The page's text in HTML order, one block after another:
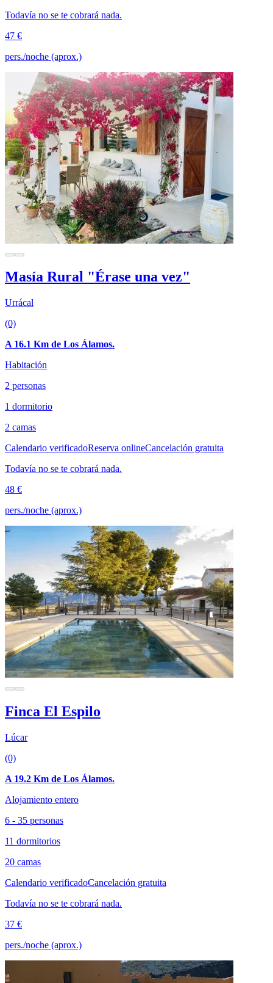
Todavía no se te cobrará nada.
47 €
pers./noche (aprox.)
Masía Rural "Érase una vez"
Urrácal
(0)
A 16.1 Km de Los Álamos.
Habitación
2 personas
1 dormitorio
2 camas
Calendario verificadoReserva onlineCancelación gratuita
Todavía no se te cobrará nada.
48 €
pers./noche (aprox.)
Finca El Espilo
Lúcar
(0)
A 19.2 Km de Los Álamos.
Alojamiento entero
6 - 35 personas
11 dormitorios
20 camas
Calendario verificadoCancelación gratuita
Todavía no se te cobrará nada.
37 €
pers./noche (aprox.)